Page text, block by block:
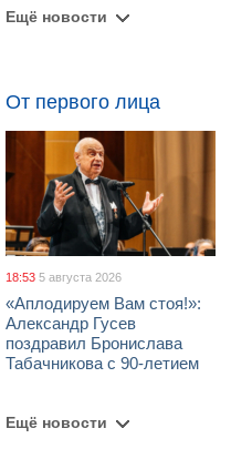
Ещё новости
От первого лица
18:53 5 августа 2026
«Аплодируем Вам стоя!»:
Александр Гусев
поздравил Бронислава
Табачникова с 90-летием
Ещё новости